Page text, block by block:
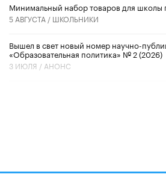
Минимальный набор товаров для школы
5 АВГУСТА / ШКОЛЬНИКИ
Вышел в свет новый номер научно-
«Образовательная политика» № 2 (2026)
3 ИЮЛЯ / АНОНС